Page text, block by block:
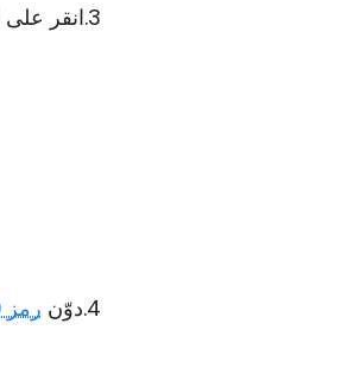
انقر على
دوّن رمز Internet-ID